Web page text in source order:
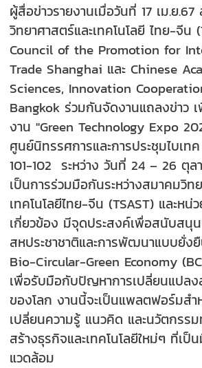
ผู้สื่อข่าวรายงานเมื่อวันที่ 17 เม.ย
วิทยาศาสตร์และเทคโนโลยี ไทย-จีน
Council of the Promotion for
Trade Shanghai และ Chinese
Sciences, Innovation
Bangkok ร่วมกันจัดงานแถลงข่าว
งาน "Green Technology Expo
ศูนย์นิทรรศการและการประชุมไบเท
101-102 ระหว่าง วันที่ 24 – 26 ตุ
เป็นการร่วมมือกันระหว่างสมาคมวิท
เทคโนโลยีไทย-จีน (TSAST) และหน่
เกี่ยวข้อง มีจุดประสงค์เพื่อสนับสนุ
สหประชาชาติและการพัฒนาแบบยั่งยื
Bio-Circular-Green Economy
เพื่อรับมือกับปัญหาการเปลี่ยนแปล
ของโลก งานนี้จะเป็นแพลตฟอร์มสำ
เปลี่ยนความรู้ แนวคิด และนวัตกรรม
สร้างธุรกิจและเทคโนโลยีใหม่ๆ ที่เ
แวดล้อม